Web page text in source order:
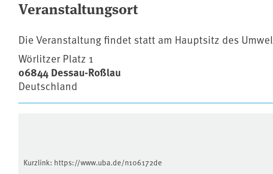
Veranstaltungsort
Die Veranstaltung findet statt am Hauptsitz des
Wörlitzer Platz 1
06844 Dessau-Roßlau
Deutschland
Kurzlink: https://www.uba.de/n106172de